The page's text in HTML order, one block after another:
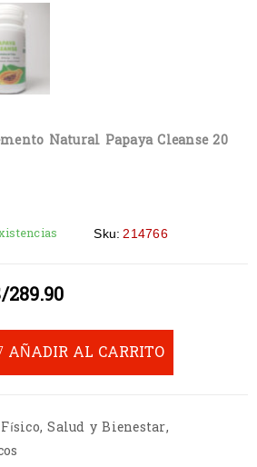
Natural Papaya Cleanse 20
Sku: 214766
289.90
AÑADIR AL CARRITO
,Salud y Bienestar,